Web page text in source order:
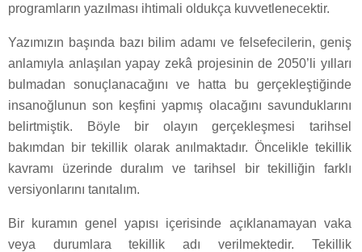
programların yazılması ihtimali oldukça kuvvetlenecektir.
Yazımızın başında bazı bilim adamı ve felsefecilerin, geniş
anlamıyla anlaşılan yapay zekâ projesinin de 2050’li yılları
bulmadan sonuçlanacağını ve hatta bu gerçekleştiğinde
insanoğlunun son keşfini yapmış olacağını savunduklarını
belirtmiştik. Böyle bir olayın gerçekleşmesi tarihsel
bakımdan bir tekillik olarak anılmaktadır. Öncelikle tekillik
kavramı üzerinde duralım ve tarihsel bir tekilliğin farklı
versiyonlarını tanıtalım.
Bir kuramın genel yapısı içerisinde açıklanamayan vaka
veya durumlara tekillik adı verilmektedir. Tekillik